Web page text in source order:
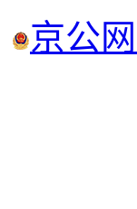
京公